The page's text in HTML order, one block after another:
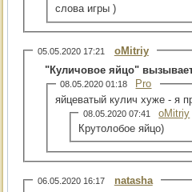
слова игры )
05.05.2020 17:21
oMitriy
"Куличовое яйцо"
08.05.2020 01:18
Pro
яйцеватый кулич хуже - я
08.05.2020 07:41
oMitriy
Крутолобое яйцо)
06.05.2020 16:17
natasha